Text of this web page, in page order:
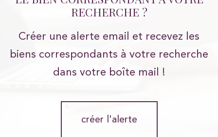
RECHERCHE ?
Créer une alerte email et recevez les
biens correspondants à votre recherche
dans votre boîte mail !
créer l'alerte